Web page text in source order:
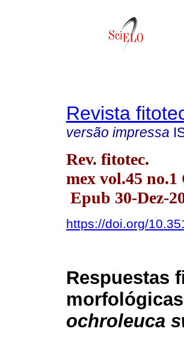
Revista
versão impressa
Rev. fitotec.
mex vol.45
Epub 30-Dez-
https://doi.org/
Respuestas
ochroleuca